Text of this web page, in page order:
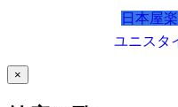
日本屋
ユニスタ
×